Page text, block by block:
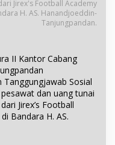
Jirex's Football Academy
H. AS. Hanandjoeddin-
Tanjungpandan.
II Kantor Cabang
Sosial
dan uang tunai
Jirex’s Football
Bandara H. AS.